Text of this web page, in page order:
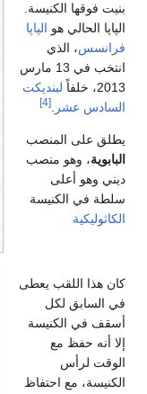
بنيت فوقها الكنيسة.
الپاپا الحالي هو الپاپا
فرانسس، الذي
انتخب في 13 مارس
2013، خلفاً
لبنديكت
السادس عشر
[4]
يطلق على المنصب
البابوية، وهو منصب
ديني وهو أعلى
سلطة في الكنيسة
الكاثوليكية
كان هذا اللقب يعطى
في السابق لكل
أسقف في الكنيسة
إلا أنه حفظ مع
الوقت لرأس
الكنيسة، مع احتفاظ